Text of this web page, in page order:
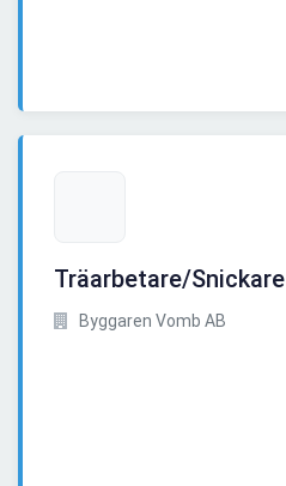
Träarbetare/Snickare
Byggaren Vomb AB